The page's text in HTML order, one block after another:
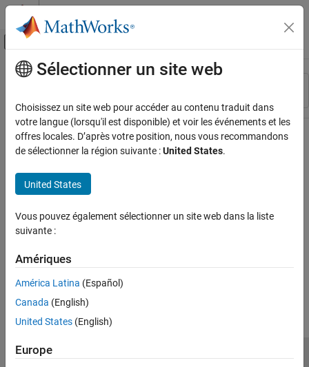
Passer au contenu
Activer/désactiver l'affichage du menu
Ressource
Contenu principal
Sélectionner un site web
Choisissez un site web pour accéder au contenu traduit dans
votre langue (lorsqu'il est disponible) et voir les événements et les
offres locales. D’après votre position, nous vous recommandons
de sélectionner la région suivante :United States.
United States
Vous pouvez également sélectionner un site web dans la liste
suivante :
Amériques
América Latina (Español)
Canada (English)
United States (English)
Europe